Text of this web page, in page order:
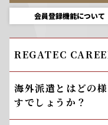
会員登録機能について
REGATEC
海外派遣とはどの
すでしょうか？